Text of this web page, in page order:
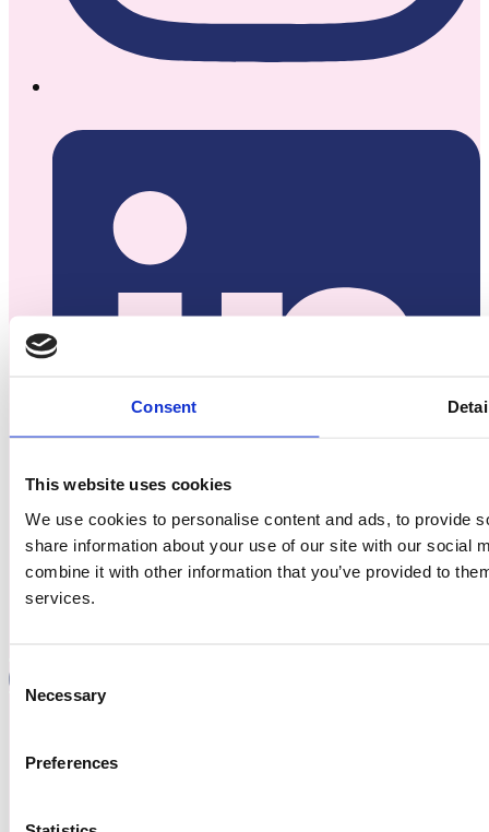
Consent
This website uses cookies
We use cookies to personalise content and ads, to provide
share information about your use of our site with our social
combine it with other information that you’ve provided to
services.
Consent
Selection
Necessary
Preferences
Kundeklubben
FAQ